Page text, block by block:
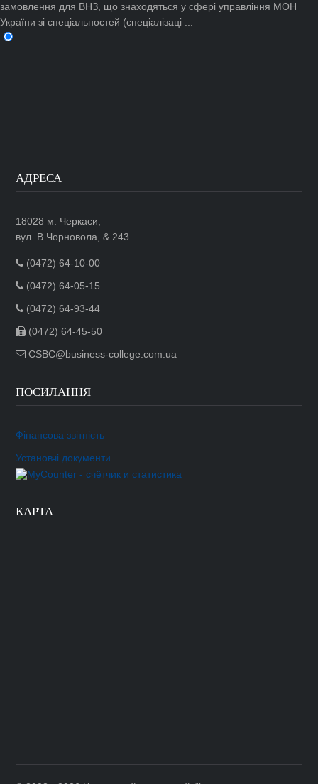
замовлення для ВНЗ, що знаходяться у сфері управління МОН
України зі спеціальностей (спеціалізаці ...
АДРЕСА
18028 м. Черкаси,
вул. В.Чорновола, & 243
(0472) 64-10-00
(0472) 64-05-15
(0472) 64-93-44
(0472) 64-45-50
CSBC@business-college.com.ua
ПОСИЛАННЯ
Фінансова звітність
Установчі документи
КАРТА